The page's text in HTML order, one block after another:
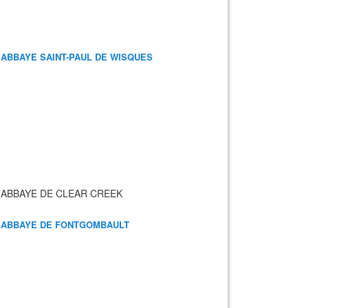
ABBAYE SAINT-PAUL DE WISQUES
ABBAYE DE CLEAR CREEK
ABBAYE DE FONTGOMBAULT